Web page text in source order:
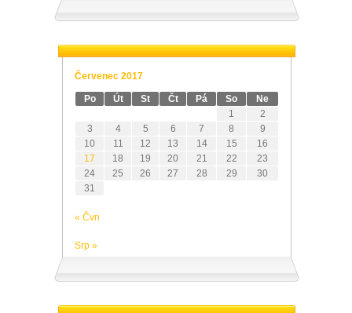
Červenec 2017
Po Út St Čt Pá So
Ne
1
2
3
4 5 6 7 8
9
10
11 12 13 14 15
16
17
18 19 20 21 22
23
24
25 26 27 28 29
30
31
« Čvn
Srp »